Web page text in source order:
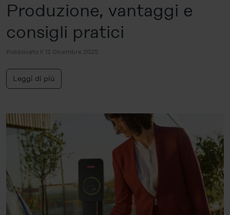
Produzione, vantaggi e
consigli pratici
Pubblicato il 12 Dicembre 2025
Leggi di più